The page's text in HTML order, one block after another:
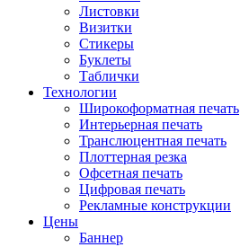
Листовки
Визитки
Стикеры
Буклеты
Таблички
Технологии
Широкоформатная печать
Интерьерная печать
Транслюцентная печать
Плоттерная резка
Офсетная печать
Цифровая печать
Рекламные конструкции
Цены
Баннер